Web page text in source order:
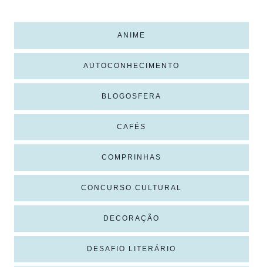
ANIME
AUTOCONHECIMENTO
BLOGOSFERA
CAFÉS
COMPRINHAS
CONCURSO CULTURAL
DECORAÇÃO
DESAFIO LITERÁRIO